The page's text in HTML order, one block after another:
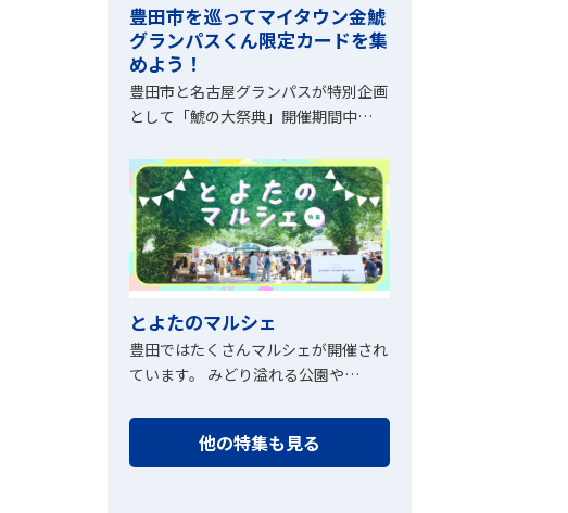
豊田市を巡ってマイタウン金鯱
グランパスくん限定カードを集
めよう！
豊田市と名古屋グランパスが特別企画
として「鯱の大祭典」開催期間中…
とよたのマルシェ
豊田ではたくさんマルシェが開催され
ています。 みどり溢れる公園や…
他の特集も見る